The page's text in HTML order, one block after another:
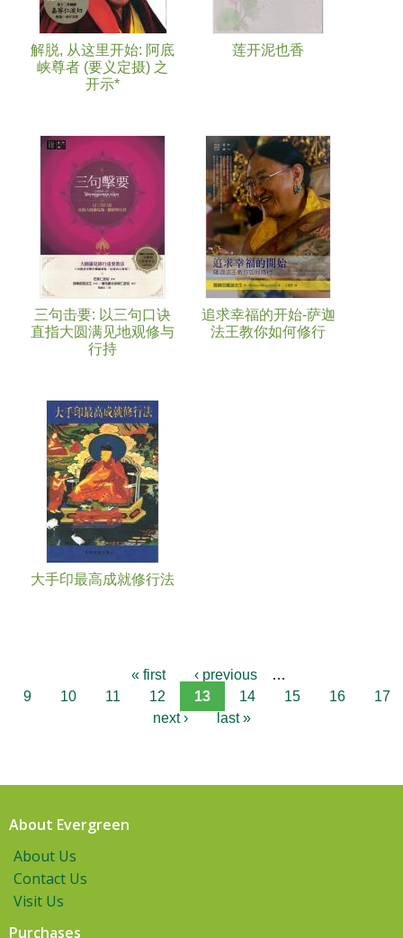
解脱, 从这里开始: 阿底
峡尊者 (要义定摄) 之
开示*
莲开泥也香
三句击要: 以三句口诀
直指大圆满见地观修与
行持
追求幸福的开始-萨迦
法王教你如何修行
大手印最高成就修行法
« first ‹ previous
…
9
10 11 12 13 14 15 16
17
next ›
last »
About Evergreen
About Us
Contact Us
Visit Us
Purchases